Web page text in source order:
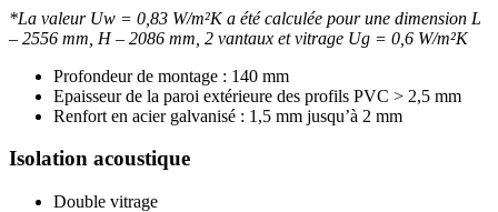
*La valeur Uw = 0,83 W/m²K a été calculée pour une dimension L
– 2556 mm, H – 2086 mm, 2 vantaux et vitrage Ug = 0,6 W/m²K
Profondeur de montage : 140 mm
Epaisseur de la paroi extérieure des profils PVC > 2,5 mm
Renfort en acier galvanisé : 1,5 mm jusqu’à 2 mm
Isolation acoustique
Double vitrage